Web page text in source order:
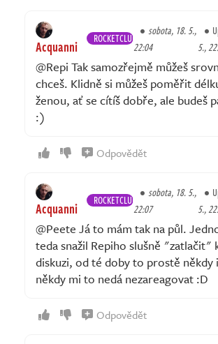
Acquanni ROCKETCLUB
sobota, 18. 5.,
22:04
5.,
@Repi Tak samozřejmě můžeš
chceš. Klidně si můžeš poměřit
ženou, ať se cítíš dobře, ale budeš
:)
Odpovědět
Acquanni ROCKETCLUB
sobota, 18. 5.,
22:07
5.,
@Peete Já to mám tak na půl.
teda snažil Repiho slušně "zatlačit"
diskuzi, od té doby to prostě někdy
někdy mi to nedá nezareagovat :D
Odpovědět